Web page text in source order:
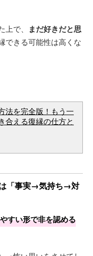
で、
まだ好きだと思
できる可能性は高くな
法を完全版！もう一
合える復縁の仕方と
「事実→気持ち→対
すい形で非を認める